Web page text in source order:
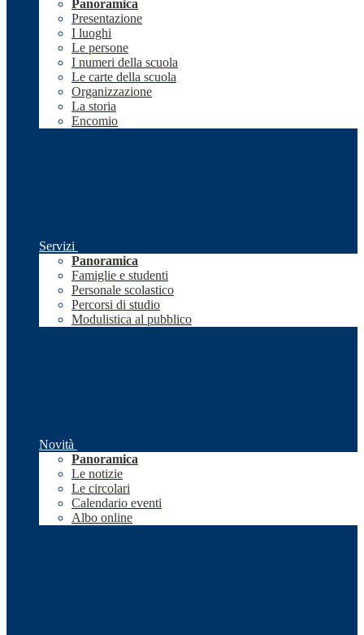
Panoramica
Presentazione
I luoghi
Le persone
I numeri della scuola
Le carte della scuola
Organizzazione
La storia
Encomio
Servizi
Panoramica
Famiglie e studenti
Personale scolastico
Percorsi di studio
Modulistica al pubblico
Novità
Panoramica
Le notizie
Le circolari
Calendario eventi
Albo online